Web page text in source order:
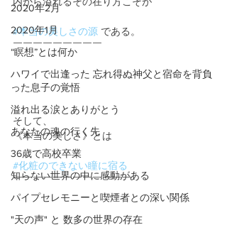
2020年2月
2020年1月
“瞑想”とは何か
ハワイで出逢った 忘れ得ぬ神父と宿命を背負
った息子の覚悟
溢れ出る涙とありがとう
あなたの魂の行く先
36歳で高校卒業
知らない世界の中に感動がある
パイプセレモニーと喫煙者との深い関係
"天の声" と 数多の世界の存在
#本当の美しさの源 である。
￣￣￣￣￣￣￣￣￣
そして、
《本当の美しさ》とは
#化粧のできない瞳に宿る
￣￣￣￣￣￣￣￣￣￣￣￣